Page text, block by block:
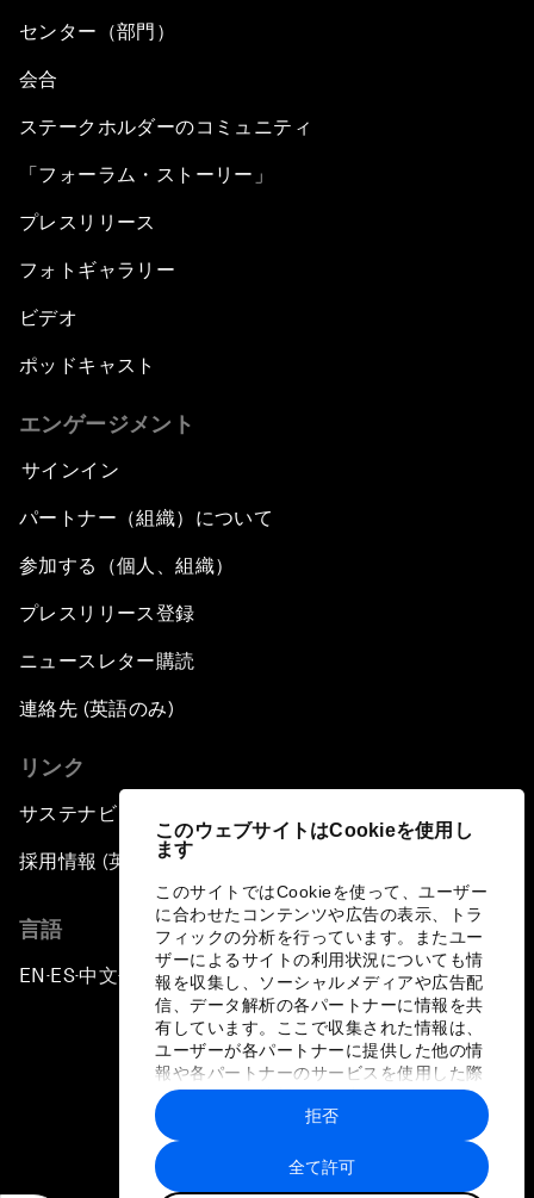
このウェブサイトはCookieを使用し
ます
このサイトではCookieを使って、ユーザー
に合わせたコンテンツや広告の表示、トラ
フィックの分析を行っています。またユー
ザーによるサイトの利用状況についても情
報を収集し、ソーシャルメディアや広告配
信、データ解析の各パートナーに情報を共
有しています。ここで収集された情報は、
ユーザーが各パートナーに提供した他の情
報や各パートナーのサービスを使用した際
に収集された情報と組み合わされ、各パー
トナーによって使用されることがありま
す。
全て許可
拒否
センター（部門）
会合
ステークホルダーのコミュニティ
「フォーラム・ストーリー」
プレスリリース
フォトギャラリー
ビデオ
ポッドキャスト
エンゲージメント
サインイン
パートナー（組織）について
参加する（個人、組織）
プレスリリース登録
ニュースレター購読
連絡先 (英語のみ)
リンク
サステナビリティへの取り組み
採用情報 (英語のみ)
言語
EN ▪ ES▪中文▪ 日本語
プライバシーポリシーと利用規約
サイトマップ